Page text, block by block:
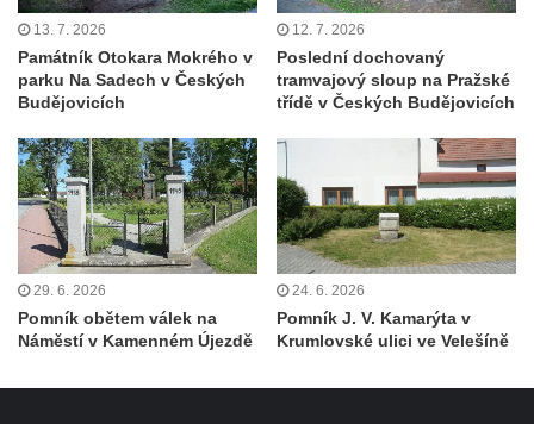
Obrázek svatého Jakuba na skále u cesty
Busta Jana Amose Komenského na domě
čp. 37 v Račicích
Socha ležícího koně v Sadech
Československé armády v Teplicích
Socha Medvídě v Tierpark Chemnitz
Sochy Ležící žena v Tierpark Chemnitz
Sochy Ptáci v Tierpark Chemnitz
Socha Skupina jeřábů v Tierpark Chemnitz
13. 7. 2026
Památník Otokara Mokrého v
parku Na Sadech v Českých
Budějovicích
12. 7. 2026
Poslední dochovaný
tramvajový sloup na Pražské
třídě v Českých Budějovicích
29. 6. 2026
Pomník obětem válek na
Náměstí v Kamenném Újezdě
24. 6. 2026
Pomník J. V. Kamarýta v
Krumlovské ulici ve Velešíně